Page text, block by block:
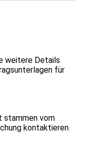
weitere Details
für
stammen vom
kontaktieren